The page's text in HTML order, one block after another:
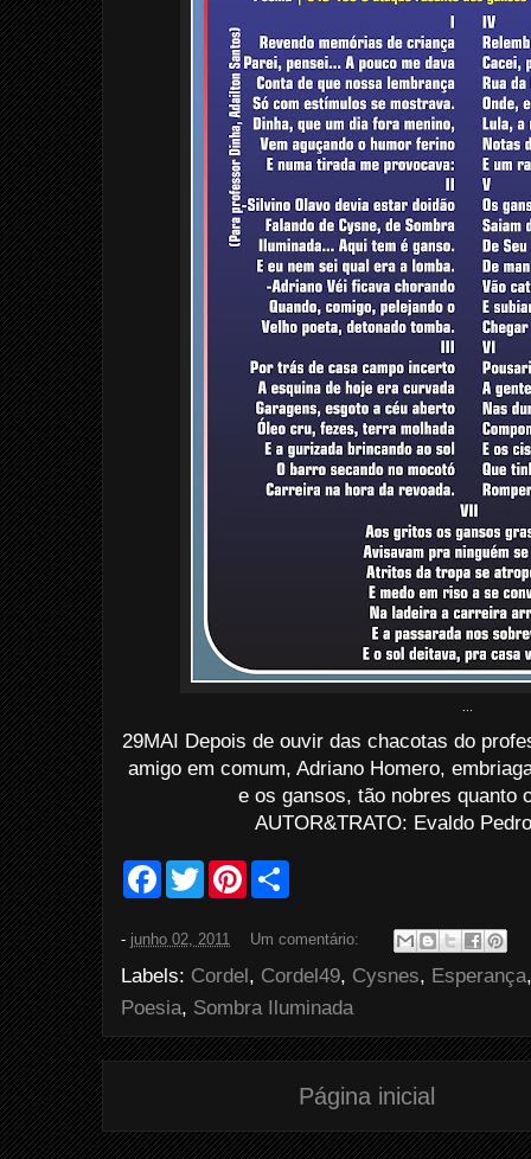
29MAI Depois de ouvir das chacotas do
amigo em comum, Adriano Homero,
e os gansos, tão nobres quanto
AUTOR&TRATO: Evaldo
F
b
o
o
k
T
w
t
r
P
e
r
e
s
e
- junho 02, 2011 Um comentário:
Labels: Cordel , Cordel49, Cysnes, Esperança
Poesia, Sombra Iluminada
Página inicial